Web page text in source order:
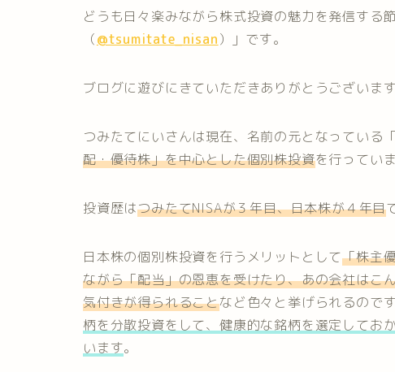
どうも日々楽みながら株式投資の魅力を発信する
（@tsumitate_nisan）」です。
ブログに遊びにきていただきありがとうございます
つみたてにいさんは現在、名前の元となっている
配・優待株」を中心とした個別株投資を行っていま
投資歴はつみたてNISAが３年目、日本株が４年目
日本株の個別株投資を行うメリットとして「株主
ながら「配当」の恩恵を受けたり、あの会社はこ
気付きが得られることなど色々と挙げられるので
柄を分散投資をして、 健康的な銘柄を選定してお
います。